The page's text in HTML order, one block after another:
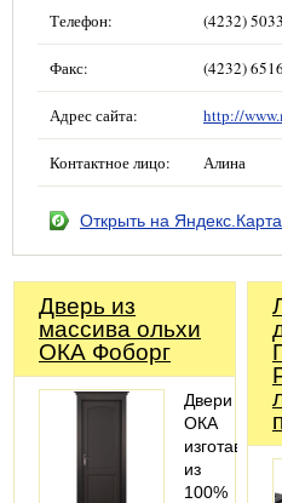
Телефон: (4232)
Факс: (4232)
Адрес сайта: http://
Контактное лицо: Алина
Открыть на
Дверь из
массива ольхи
ОКА Фоборг
Двери
ОКА
из
100%